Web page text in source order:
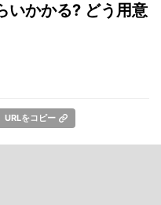
いかかる? どう用意
URLをコピー